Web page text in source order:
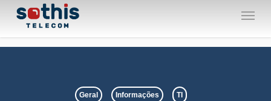
Menu
Geral Informações TI